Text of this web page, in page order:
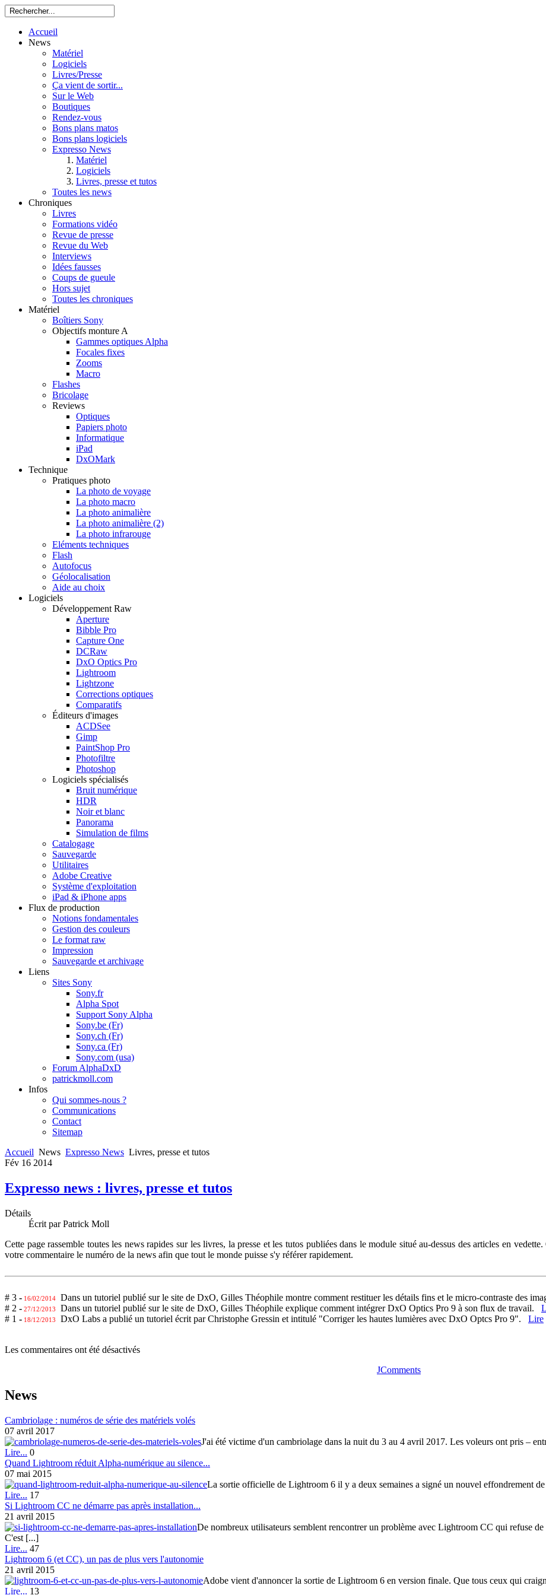
Accueil
News
Matériel
Logiciels
Livres/Presse
Ça vient de sortir...
Sur le Web
Boutiques
Rendez-vous
Bons plans matos
Bons plans logiciels
Expresso News
Matériel
Logiciels
Livres, presse et tutos
Toutes les news
Chroniques
Livres
Formations vidéo
Revue de presse
Revue du Web
Interviews
Idées fausses
Coups de gueule
Hors sujet
Toutes les chroniques
Matériel
Boîtiers Sony
Objectifs monture A
Gammes optiques Alpha
Focales fixes
Zooms
Macro
Flashes
Bricolage
Reviews
Optiques
Papiers photo
Informatique
iPad
DxOMark
Technique
Pratiques photo
La photo de voyage
La photo macro
La photo animalière
La photo animalière (2)
La photo infrarouge
Eléments techniques
Flash
Autofocus
Géolocalisation
Aide au choix
Logiciels
Développement Raw
Aperture
Bibble Pro
Capture One
DCRaw
DxO Optics Pro
Lightroom
Lightzone
Corrections optiques
Comparatifs
Éditeurs d'images
ACDSee
Gimp
PaintShop Pro
Photofiltre
Photoshop
Logiciels spécialisés
Bruit numérique
HDR
Noir et blanc
Panorama
Simulation de films
Catalogage
Sauvegarde
Utilitaires
Adobe Creative
Système d'exploitation
iPad & iPhone apps
Flux de production
Notions fondamentales
Gestion des couleurs
Le format raw
Impression
Sauvegarde et archivage
Liens
Sites Sony
Sony.fr
Alpha Spot
Support Sony Alpha
Sony.be (Fr)
Sony.ch (Fr)
Sony.ca (Fr)
Sony.com (usa)
Forum AlphaDxD
patrickmoll.com
Infos
Qui sommes-nous ?
Communications
Contact
Sitemap
Accueil News Expresso News Livres, presse et tutos
Fév 16 2014
Expresso news : livres, presse et tutos
Détails
Écrit par Patrick Moll
Cette page rassemble toutes les news rapides sur les livres, la presse et les tutos publiées dans le module situé au-dessus des articles en
votre commentaire le numéro de la news afin que tout le monde puisse s'y référer rapidement.
# 3 - 16/02/2014 Dans un tutoriel publié sur le site de DxO, Gilles Théophile montre comment restituer les détails fins et le micro-contraste des
# 2 - 27/12/2013 Dans un tutoriel publié sur le site de DxO, Gilles Théophile explique comment intégrer DxO Optics Pro 9 à son flux de travail.
# 1 - 18/12/2013 DxO Labs a publié un tutoriel écrit par Christophe Gressin et intitulé "Corriger les hautes lumières avec DxO Optcs Pro 9". Lire
Les commentaires ont été désactivés
JComments
News
Cambriolage : numéros de série des matériels volés
07 avril 2017
J'ai été victime d'un cambriolage dans la nuit du 3 au 4 avril 2017. Les voleurs ont pris –
Lire... 0
Quand Lightroom réduit Alpha-numérique au silence...
07 mai 2015
La sortie officielle de Lightroom 6 il y a deux semaines a signé un nouvel effondrement
Lire... 17
Si Lightroom CC ne démarre pas après installation...
21 avril 2015
De nombreux utilisateurs semblent rencontrer un problème avec Lightroom CC qui refuse
C'est [...]
Lire... 47
Lightroom 6 (et CC), un pas de plus vers l'autonomie
21 avril 2015
Adobe vient d'annoncer la sortie de Lightroom 6 en version finale. Que tous ceux qui
Lire... 13